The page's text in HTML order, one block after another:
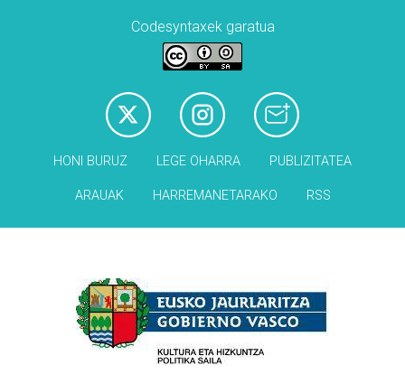
Codesyntaxek garatua
HONI BURUZ LEGE OHARRA PUBLIZITATEA
ARAUAK HARREMANETARAKO RSS